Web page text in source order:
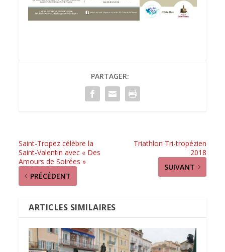
PARTAGER:
Saint-Tropez célèbre la
Saint-Valentin avec « Des
Amours de Soirées »
PRÉCÉDENT
Triathlon Tri-tropézien
2018
SUIVANT
ARTICLES SIMILAIRES